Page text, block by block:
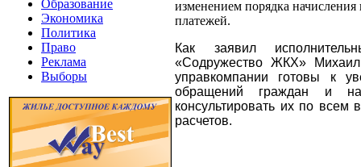
Образование
Экономика
Политика
Право
Реклама
Выборы
изменением порядка
платежей.
Как заявил
«Содружество ЖКХ»
управкомпании готовы к
обращений граждан и
консультировать их по всем
расчетов.